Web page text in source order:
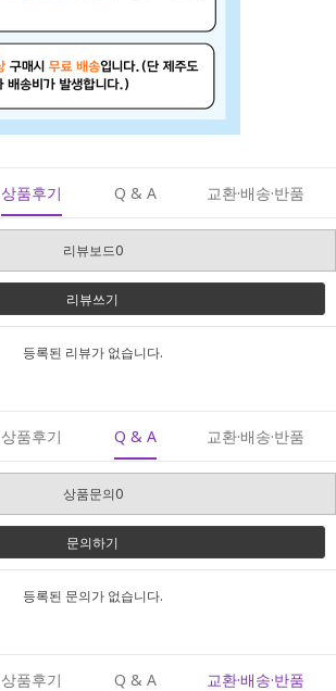
상품후기 Q & A 교환·배송·반품
리뷰보드0
리뷰쓰기
등록된 리뷰가 없습니다.
상품후기 Q & A 교환·배송·반품
상품문의0
문의하기
등록된 문의가 없습니다.
상품후기 Q & A 교환·배송·반품